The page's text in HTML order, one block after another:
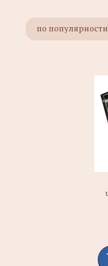
по популярности